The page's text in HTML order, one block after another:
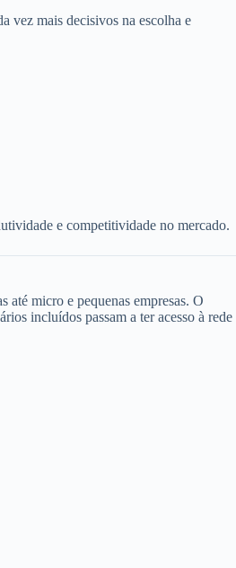
vez mais decisivos na escolha e
e competitividade no mercado.
até micro e pequenas empresas. O
incluídos passam a ter acesso à rede